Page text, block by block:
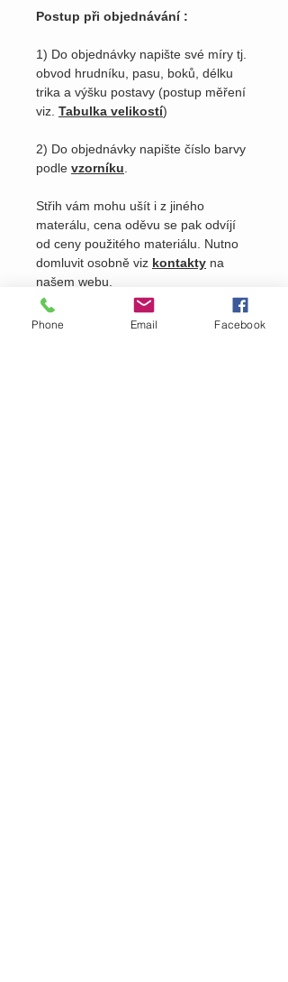
Postup při objednávání :
1) Do objednávky napište své míry tj.
obvod hrudníku, pasu, boků, délku
trika a výšku postavy (postup měření
viz. Tabulka velikostí)
2) Do objednávky napište číslo barvy
podle vzorníku.
Střih vám mohu ušít i z jiného
materálu, cena oděvu se pak odvíjí
od ceny použitého materiálu. Nutno
domluvit osobně viz kontakty na
našem webu.
Phone Email Facebook